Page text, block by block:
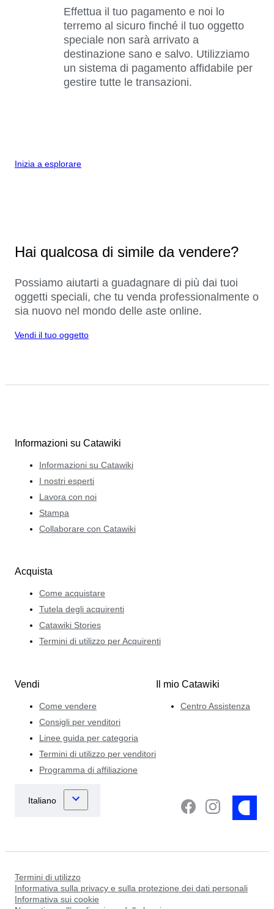
Effettua il tuo pagamento e noi lo
terremo al sicuro finché il tuo oggetto
speciale non sarà arrivato a
destinazione sano e salvo. Utilizziamo
un sistema di pagamento affidabile per
gestire tutte le transazioni.
Inizia a esplorare
Hai qualcosa di simile da vendere?
Possiamo aiutarti a guadagnare di più dai tuoi
oggetti speciali, che tu venda professionalmente o
sia nuovo nel mondo delle aste online.
Vendi il tuo oggetto
Informazioni su Catawiki
Informazioni su Catawiki
I nostri esperti
Lavora con noi
Stampa
Collaborare con Catawiki
Acquista
Come acquistare
Tutela degli acquirenti
Catawiki Stories
Termini di utilizzo per Acquirenti
Vendi
Come vendere
Consigli per venditori
Linee guida per categoria
Termini di utilizzo per venditori
Programma di affiliazione
Il mio Catawiki
Centro Assistenza
Termini di utilizzo
Informativa sulla privacy e sulla protezione dei dati personali
Informativa sui cookie